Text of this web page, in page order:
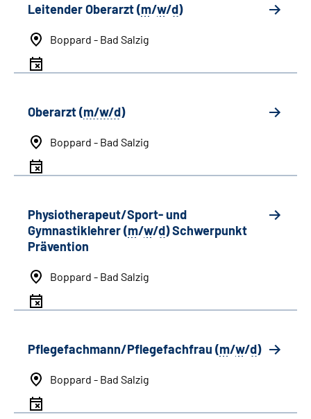
Leitender Oberarzt (m/w/d)
Boppard - Bad Salzig
Oberarzt (m/w/d)
Boppard - Bad Salzig
Physiotherapeut/Sport- und
Gymnastiklehrer (m/w/d) Schwerpunkt
Prävention
Boppard - Bad Salzig
Pflegefachmann/Pflegefachfrau (m/w/d)
Boppard - Bad Salzig